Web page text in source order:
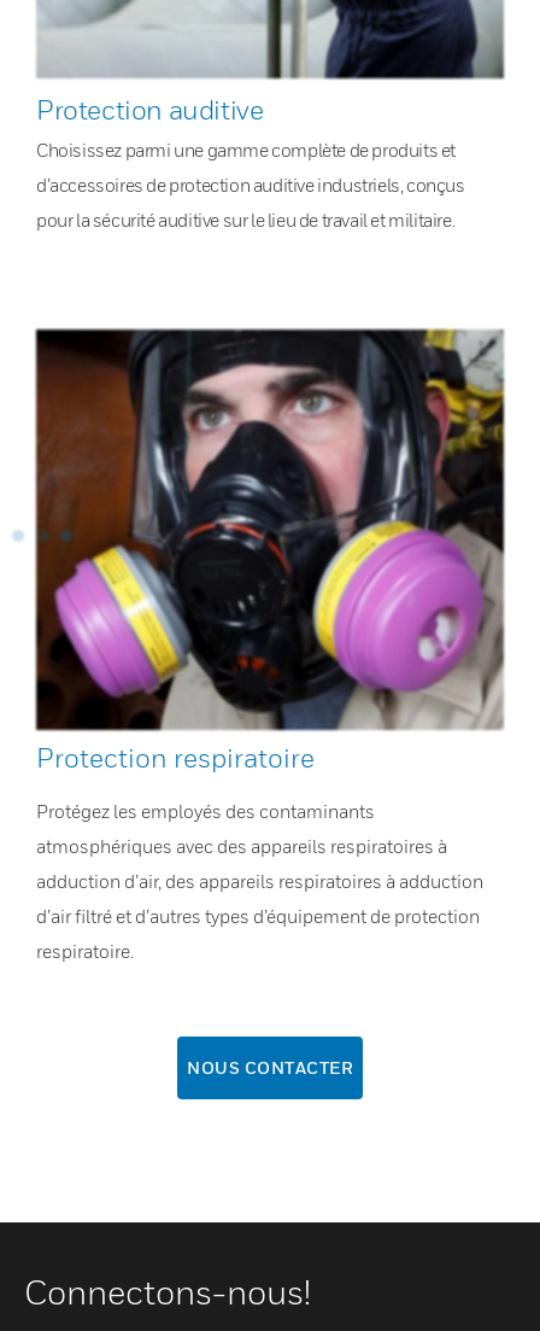
Protection auditive
Choisissez parmi une gamme complète de produits et
d’accessoires de protection auditive industriels, conçus
pour la sécurité auditive sur le lieu de travail et militaire.
Protection respiratoire
Protégez les employés des contaminants
atmosphériques avec des appareils respiratoires à
adduction d’air, des appareils respiratoires à adduction
d’air filtré et d’autres types d’équipement de protection
respiratoire.
NOUS CONTACTER
Connectons-nous!